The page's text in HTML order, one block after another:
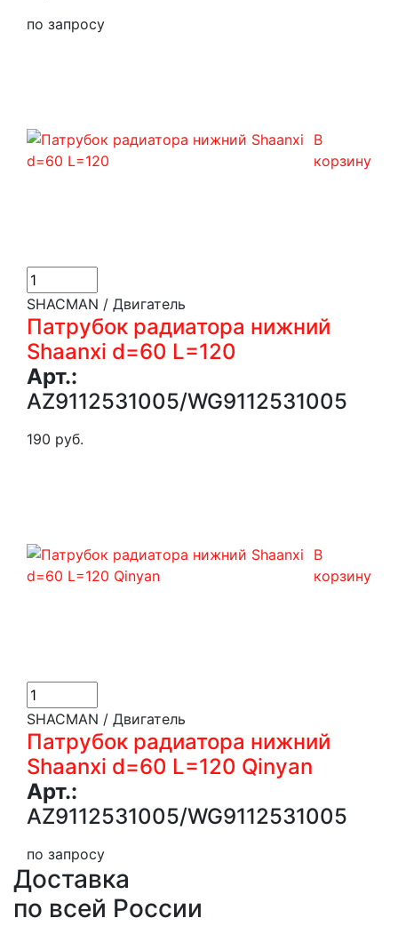
по запросу
В
корзину
SHACMAN / Двигатель
Патрубок радиатора нижний
Shaanxi d=60 L=120
Арт.:
AZ9112531005/WG9112531005
190 руб.
В
корзину
SHACMAN / Двигатель
Патрубок радиатора нижний
Shaanxi d=60 L=120 Qinyan
Арт.:
AZ9112531005/WG9112531005
по запросу
Доставка
по всей России